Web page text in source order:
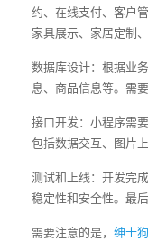
约、在线支付、客户
家具展示、家居定制
数据库设计：根据业
息、商品信息等。需
接口开发：小程序需
包括数据交互、图片上
测试和上线：开发完
稳定性和安全性。最
需要注意的是， 绅士狗